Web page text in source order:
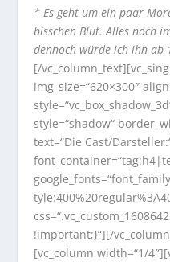
* Es geht um ein paar
bisschen Blut. Alles noch
dennoch würde ich ihn ab
[/
img_size=“620×300″
style=“shadow“
text=“Die Cast/
!important;}“][/
[vc_column width=“1/